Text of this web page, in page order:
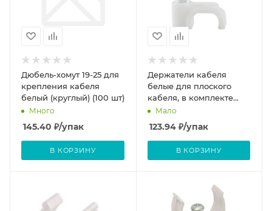
Дюбель-хомут 19-25 для
крепления кабеля
белый (круглый) (100 шт)
Много
145.40 ₽/упак
В КОРЗИНУ
Держатели кабеля
белые для плоского
кабеля, в комплекте
гвозди 1,7х15мм, 6мм
Мало
123.94₽/упак
В КОРЗИНУ